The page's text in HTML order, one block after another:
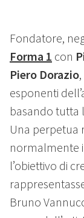
Fondatore,
Forma 1 con
Piero Dorazio
esponenti
basando tutta
Una perpetua
normalmente
l’obiettivo di
Bruno